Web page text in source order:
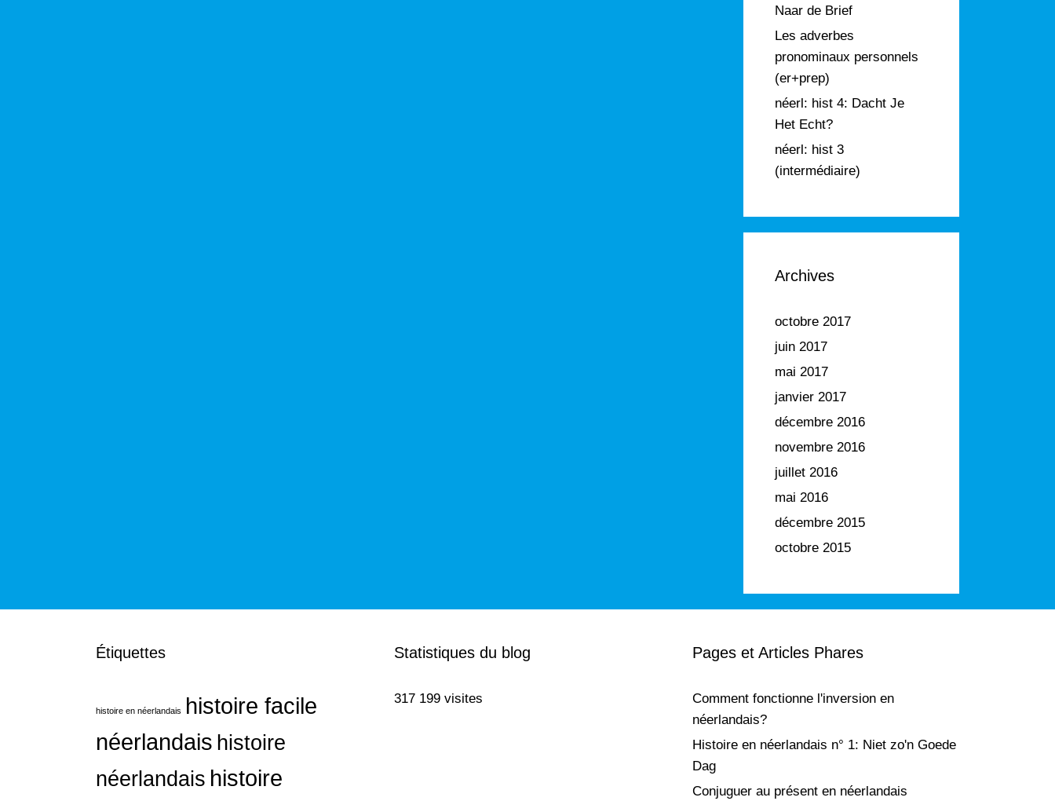
Naar de Brief
Les adverbes
pronominaux personnels
(er+prep)
néerl: hist 4: Dacht Je
Het Echt?
néerl: hist 3
(intermédiaire)
Archives
octobre 2017
juin 2017
mai 2017
janvier 2017
décembre 2016
novembre 2016
juillet 2016
mai 2016
décembre 2015
octobre 2015
Étiquettes
histoire en néerlandais
histoire facile
néerlandais histoire
néerlandais histoire
Statistiques du blog
317 199 visites
Pages et Articles Phares
Comment fonctionne l'inversion en
néerlandais?
Histoire en néerlandais n° 1: Niet zo'n Goede
Dag
Conjuguer au présent en néerlandais